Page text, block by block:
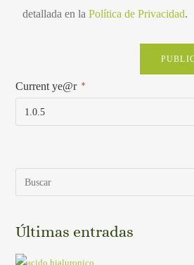
detallada en laPolítica de Privacidad.
Current ye@r *
Últimas entradas